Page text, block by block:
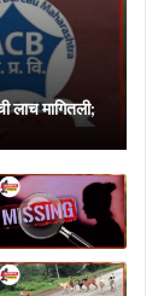
लाच मागितली;